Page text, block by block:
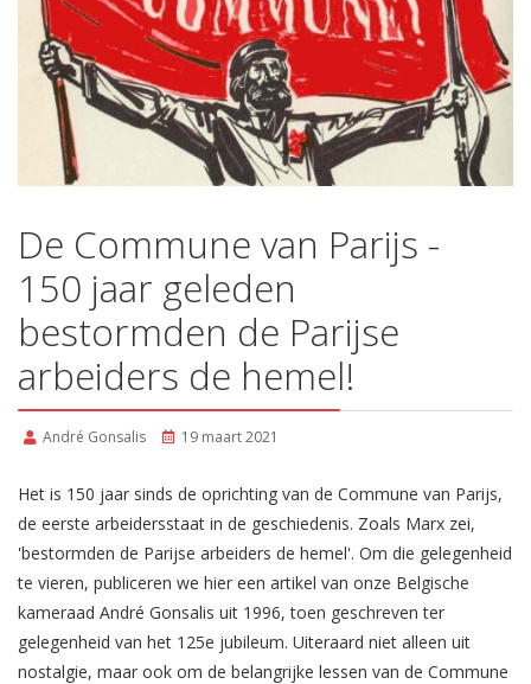
De Commune van Parijs -
150 jaar geleden
bestormden de Parijse
arbeiders de hemel!
André Gonsalis 19 maart 2021
Het is 150 jaar sinds de oprichting van de Commune van Parijs,
de eerste arbeidersstaat in de geschiedenis. Zoals Marx zei,
'bestormden de Parijse arbeiders de hemel'. Om die gelegenheid
te vieren, publiceren we hier een artikel van onze Belgische
kameraad André Gonsalis uit 1996, toen geschreven ter
gelegenheid van het 125e jubileum. Uiteraard niet alleen uit
nostalgie, maar ook om de belangrijke lessen van de Commune